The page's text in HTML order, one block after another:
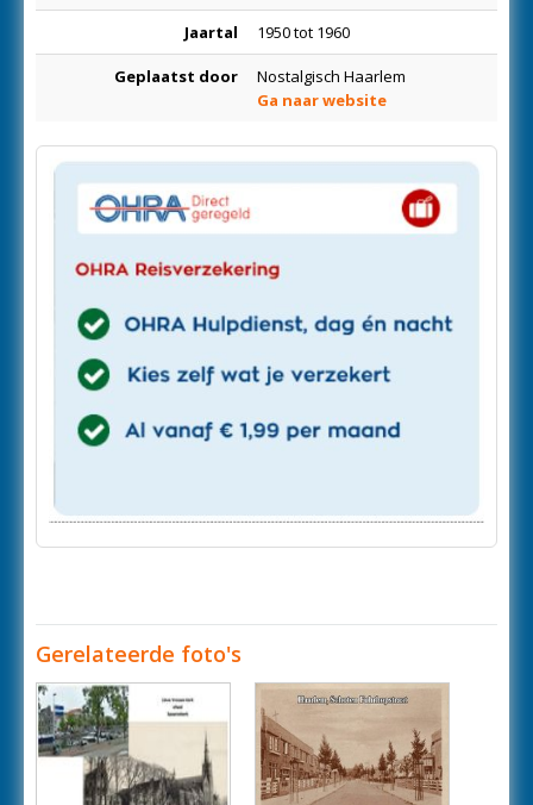
Jaartal 1950 tot 1960
Geplaatst door
Nostalgisch Haarlem
Ga naar website
Gerelateerde foto's